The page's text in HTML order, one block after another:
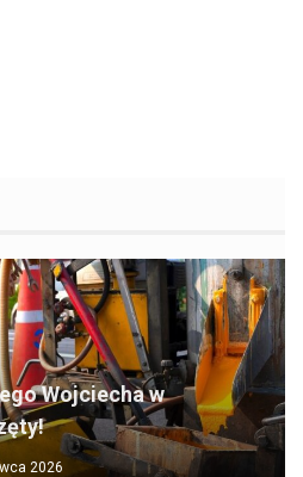
Wojciecha w
2026